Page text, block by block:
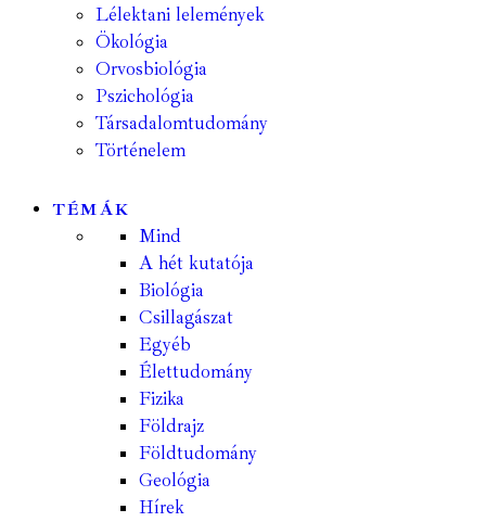
Lélektani lelemények
Ökológia
Orvosbiológia
Pszichológia
Társadalomtudomány
Történelem
TÉMÁK
Mind
A hét kutatója
Biológia
Csillagászat
Egyéb
Élettudomány
Fizika
Földrajz
Földtudomány
Geológia
Hírek